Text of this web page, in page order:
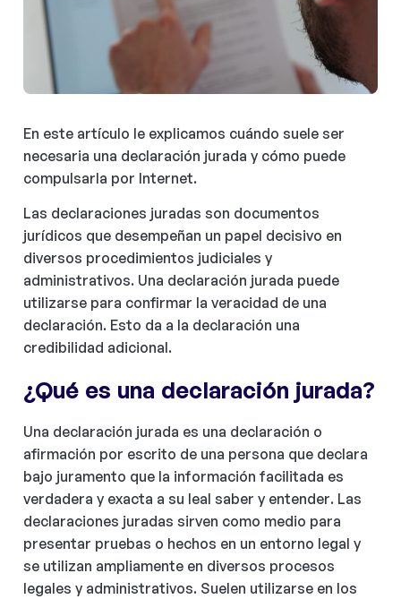
En este artículo le explicamos cuándo suele ser
necesaria una declaración jurada y cómo puede
compulsarla por Internet.
Las declaraciones juradas son documentos
jurídicos que desempeñan un papel decisivo en
diversos procedimientos judiciales y
administrativos. Una declaración jurada puede
utilizarse para confirmar la veracidad de una
declaración. Esto da a la declaración una
credibilidad adicional.
¿Qué es una declaración jurada?
Una declaración jurada es una declaración o
afirmación por escrito de una persona que declara
bajo juramento que la información facilitada es
verdadera y exacta a su leal saber y entender. Las
declaraciones juradas sirven como medio para
presentar pruebas o hechos en un entorno legal y
se utilizan ampliamente en diversos procesos
legales y administrativos. Suelen utilizarse en los